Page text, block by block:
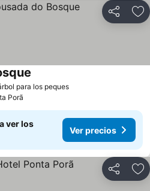
Compartir
para los peques
Porã
ver los
Ver precios
Compartir